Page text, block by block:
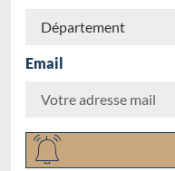
Email